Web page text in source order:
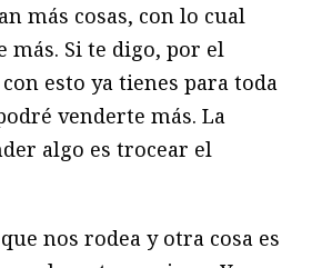
más cosas, con lo cual
más. Si te digo, por el
esto ya tienes para toda
venderte más. La
algo es trocear el
nos rodea y otra cosa es